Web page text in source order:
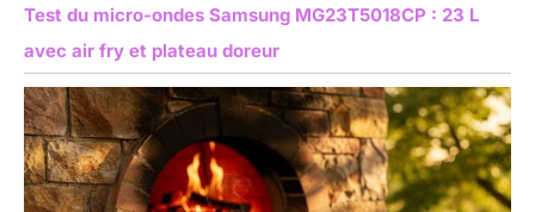
Test du micro-ondes Samsung MG23T5018CP : 23 L
avec air fry et plateau doreur